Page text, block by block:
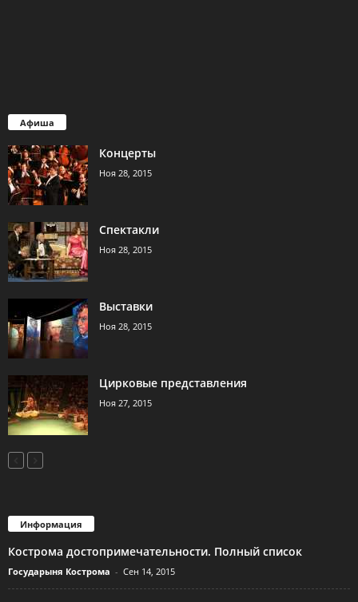
Афиша
Концерты
Ноя 28, 2015
Спектакли
Ноя 28, 2015
Выставки
Ноя 28, 2015
Цирковые представления
Ноя 27, 2015
Информация
Кострома достопримечательности. Полный список
Государыня Кострома - Сен 14, 2015